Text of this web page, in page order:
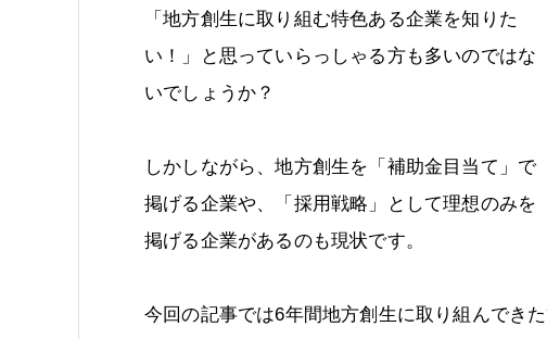
「地方創生に取り組む特色ある企業を知りた
い！」と思っていらっしゃる方も多いのではな
いでしょうか？
しかしながら、地方創生を「補助金目当て」で
掲げる企業や、「採用戦略」として理想のみを
掲げる企業があるのも現状です。
今回の記事では6年間地方創生に取り組んでき